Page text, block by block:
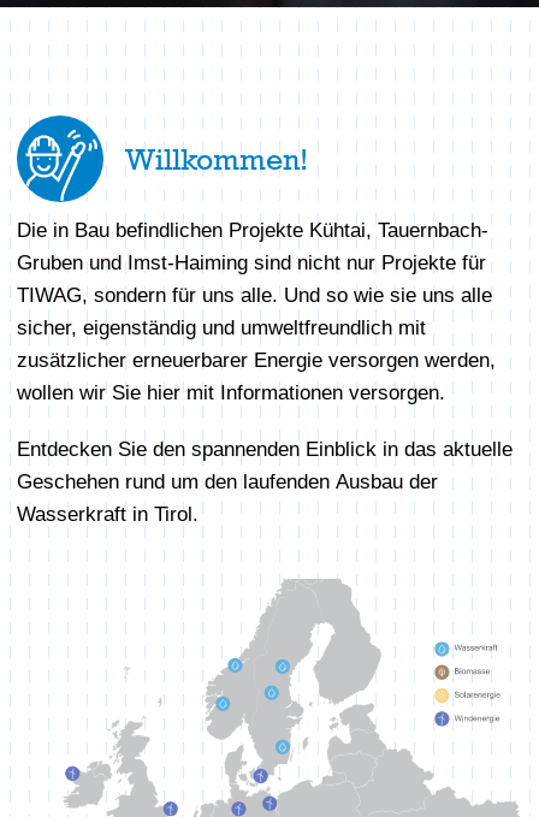
Willkommen!
Die in Bau befindlichen Projekte Kühtai, Tauernbach-
Gruben und Imst-Haiming sind nicht nur Projekte für
TIWAG, sondern für uns alle. Und so wie sie uns alle
sicher, eigenständig und umweltfreundlich mit
zusätzlicher erneuerbarer Energie versorgen werden,
wollen wir Sie hier mit Informationen versorgen.
Entdecken Sie den spannenden Einblick in das aktuelle
Geschehen rund um den laufenden Ausbau der
Wasserkraft in Tirol.